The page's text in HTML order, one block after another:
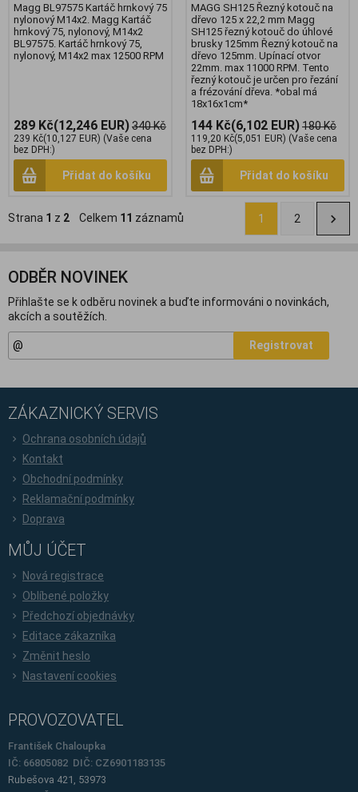
Magg BL97575 Kartáč hrnkový 75
nylonový M14x2. Magg Kartáč
hrnkový 75, nylonový, M14x2
BL97575. Kartáč hrnkový 75,
nylonový, M14x2 max 12500 RPM
289 Kč(12,246 EUR)340 Kč
239 Kč(10,127 EUR) (Vaše cena
bez DPH:)
Přidat do košíku
MAGG SH125 Řezný kotouč na
dřevo 125 x 22,2 mm Magg
SH125 řezný kotouč do úhlové
brusky 125mm Řezný kotouč na
dřevo 125mm. Upínací otvor
22mm. max 11000 RPM. Tento
řezný kotouč je určen pro řezání
a frézování dřeva. *obal má
18x16x1cm*
144 Kč(6,102 EUR)180 Kč
119,20 Kč(5,051 EUR) (Vaše cena
bez DPH:)
Přidat do košíku
Strana 1 z 2 Celkem 11 záznamů 1 2
ODBĚR NOVINEK
Přihlašte se k odběru novinek a buďte informováni o novinkách,
akcích a soutěžích.
Registrovat
ZÁKAZNICKÝ SERVIS
Ochrana osobních údajů
Kontakt
Obchodní podmínky
Reklamační podmínky
Doprava
MŮJ ÚČET
Nová registrace
Oblíbené položky
Předchozí objednávky
Editace zákazníka
Změnit heslo
Nastavení cookies
PROVOZOVATEL
František Chaloupka
IČ: 66805082 DIČ: CZ6901183135
Rubešova 421, 53973